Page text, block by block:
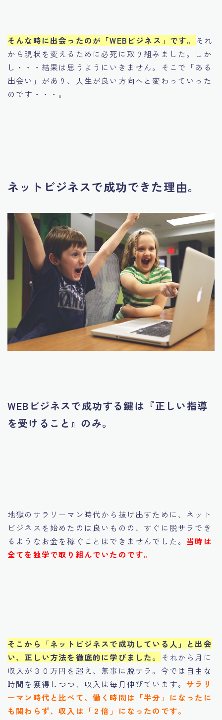
そんな時に出会ったのが「WEBビジネス」です。
それ
から現状を変えるために必死に取り組みました。しか
し・・・結果は思うようにいきません。そこで「ある
出会い」があり、人生が良い方向へと変わっていった
のです・・・。
ネットビジネスで成功できた理由。
WEBビジネスで成功する鍵は『正しい指導
を受けること』のみ。
地獄のサラリーマン時代から抜け出すために、ネット
ビジネスを始めたのは良いものの、すぐに脱サラでき
るようなお金を稼ぐことはできませんでした。 当時は
全てを独学で取り組んでいたのです。
そこから「ネットビジネスで成功している人」と出会
い、正しい方法を徹底的に学びました。
それから月に
収入が３０万円を超え、無事に脱サラ。今では自由な
時間を獲得しつつ、収入は毎月伸びています。サラリ
ーマン時代と比べて、働く時間は「半分」になったに
も関わらず、収入は「２倍」になったのです。